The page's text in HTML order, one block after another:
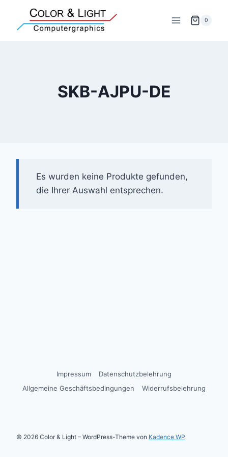
springen
0
SKB-AJPU-DE
Es wurden keine Produkte gefunden,
die Ihrer Auswahl entsprechen.
Impressum
Datenschutzbelehrung
Allgemeine Geschäftsbedingungen
Widerrufsbelehrung
© 2026 Color & Light – WordPress-Theme von Kadence WP